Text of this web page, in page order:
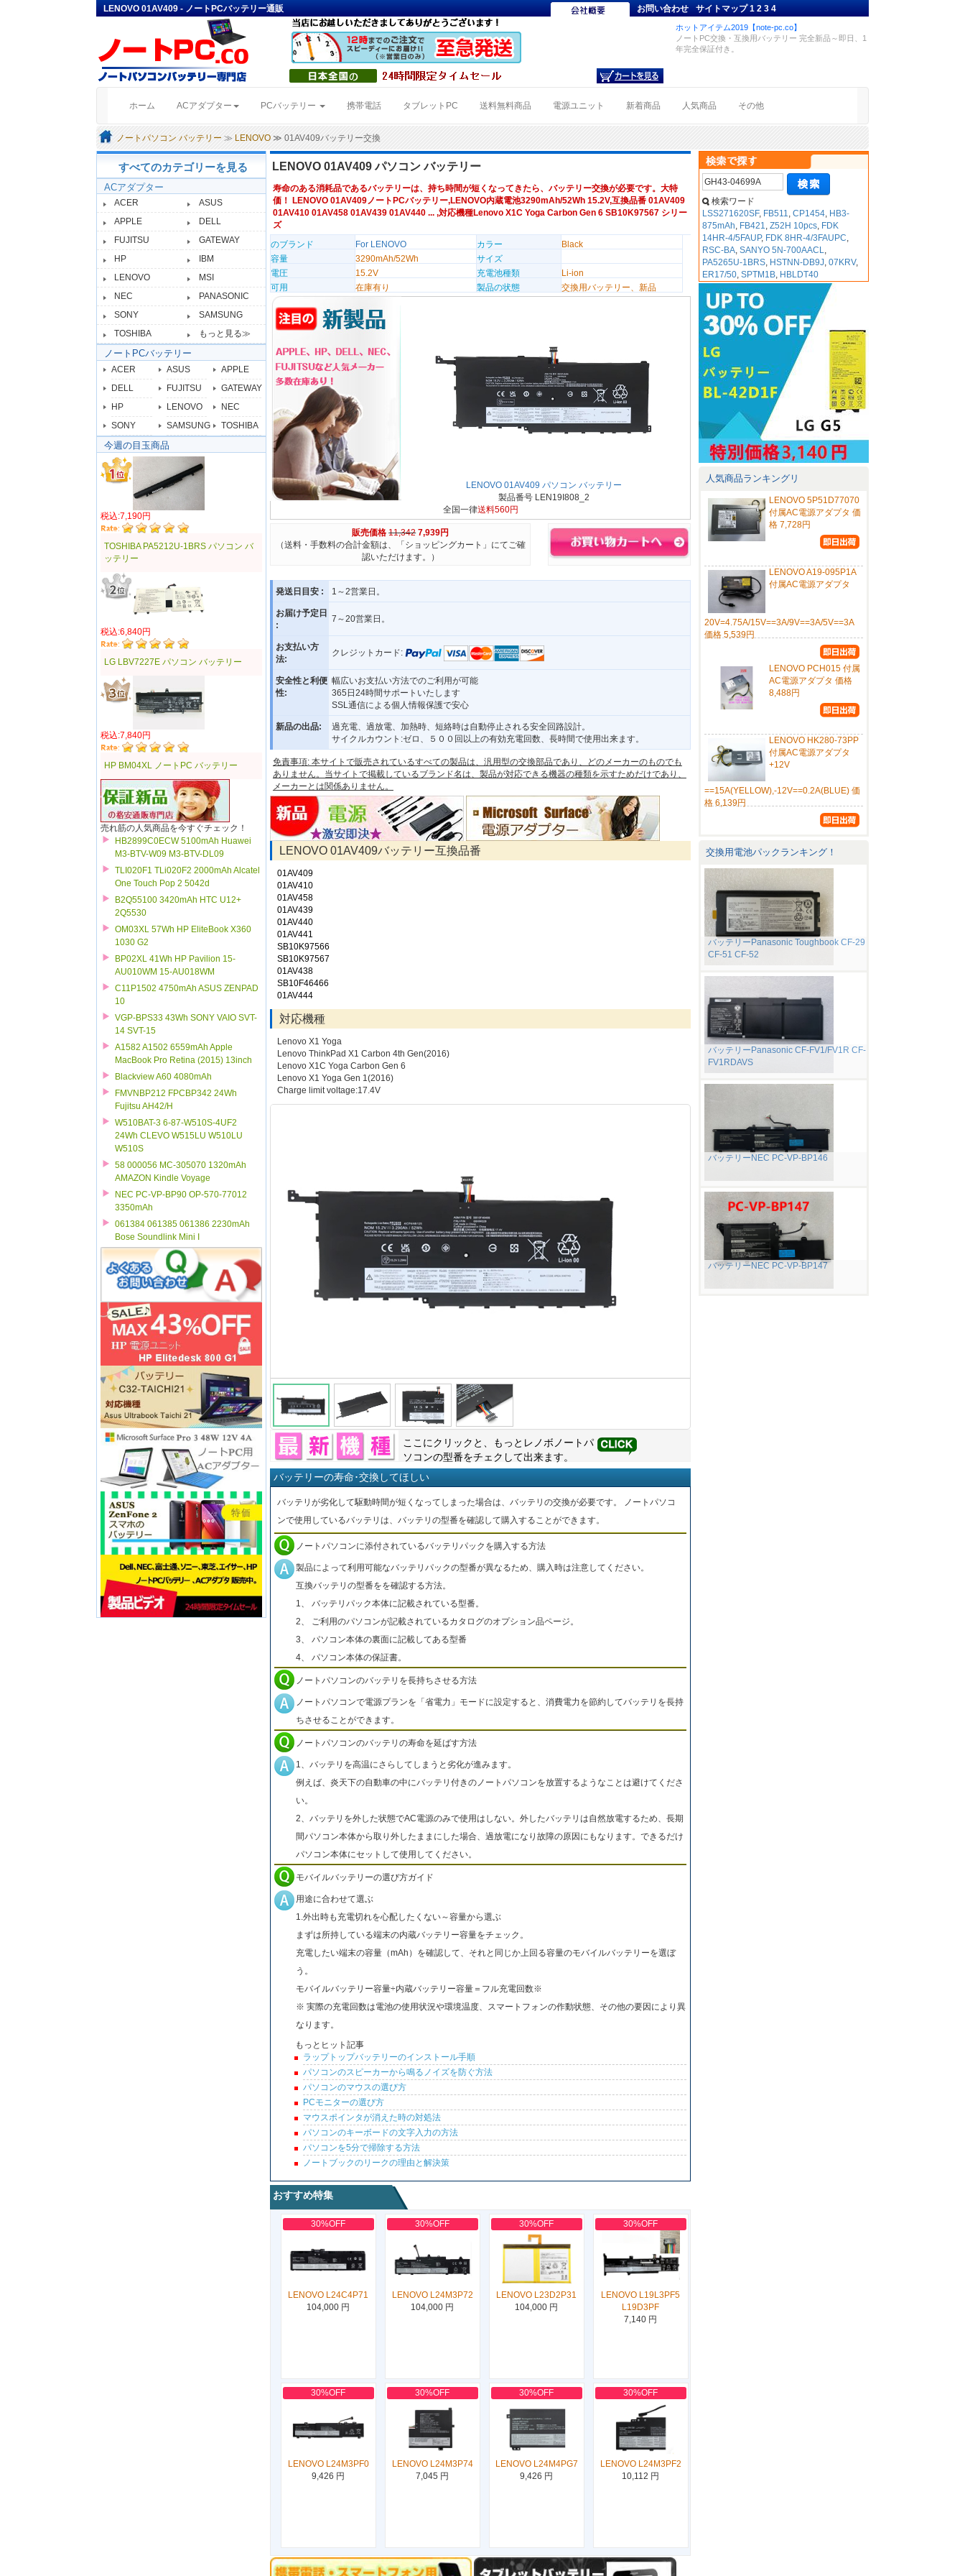
LENOVO 01AV409 - ノートPCバッテリー通販 お問い合わせ サイトマップ 1234
ホットアイテム2019【note-pc.co】
ノートPC交換・互換用バッテリー 完全新品～即日、1
年完全保証付き。
ホーム (current)ACアダプター PCバッテリー 携帯電話 タブレットPC 送料無料商品 電源ユニット 新着商品 人気商品 その他
ノートパソコン バッテリー ≫ LENOVO ≫ 01AV409バッテリー交換
すべてのカテゴリーを見る
ACアダプター
ACER
ASUS
APPLE
DELL
FUJITSU
GATEWAY
HP
IBM
LENOVO
MSI
NEC
PANASONIC
SONY
SAMSUNG
TOSHIBA
もっと見る≫
ノートPCバッテリー
ACER ASUS
APPLE
DELL
FUJITSU
GATEWAY
HP
LENOVO
NEC
SONY
SAMSUNG TOSHIBA
今週の目玉商品
税込:7,190円
TOSHIBA PA5212U-1BRS パソコン バ
ッテリー
税込:6,840円
LG LBV7227E パソコン バッテリー
税込:7,840円
HP BM04XL ノートPC バッテリー
売れ筋の人気商品を今すぐチェック！
HB2899C0ECW 5100mAh Huawei
M3-BTV-W09 M3-BTV-DL09
TLI020F1 TLi020F2 2000mAh Alcatel
One Touch Pop 2 5042d
B2Q55100 3420mAh HTC U12+
2Q5530
OM03XL 57Wh HP EliteBook X360
1030 G2
BP02XL 41Wh HP Pavilion 15-
AU010WM 15-AU018WM
C11P1502 4750mAh ASUS ZENPAD
10
VGP-BPS33 43Wh SONY VAIO SVT-
14 SVT-15
A1582 A1502 6559mAh Apple
MacBook Pro Retina (2015) 13inch
Blackview A60 4080mAh
FMVNBP212 FPCBP342 24Wh
Fujitsu AH42/H
W510BAT-3 6-87-W510S-4UF2
24Wh CLEVO W515LU W510LU
W510S
58 000056 MC-305070 1320mAh
AMAZON Kindle Voyage
NEC PC-VP-BP90 OP-570-77012
3350mAh
061384 061385 061386 2230mAh
Bose Soundlink Mini I
LENOVO 01AV409 パソコン バッテリー
寿命のある消耗品であるバッテリーは、持ち時間が短くなってきたら、バッテリー交換が必要です。大特
価！ LENOVO 01AV409ノートPCバッテリー,LENOVO内蔵電池3290mAh/52Wh 15.2V,互換品番 01AV409
01AV410 01AV458 01AV439 01AV440 ... ,対応機種Lenovo X1C Yoga Carbon Gen 6 SB10K97567 シリー
ズ
のブランド
For LENOVO カラー
Black
容量
3290mAh/52Wh
サイズ
電圧
15.2V 充電池種類
Li-ion
可用
在庫有り 製品の状態 交換用バッテリー、新品
LENOVO 01AV409 パソコン バッテリー
製品番号 LEN19I808_2
全国一律送料560円
販売価格 11,342 7,939円
（送料・手数料の合計金額は、「ショッピングカート」にてご確
認いただけます。）
発送日目安 : 1～2営業日。
お届け予定日
:
7～20営業日。
お支払い方
法:
クレジットカード:
安全性と利便
性:
幅広いお支払い方法でのご利用が可能
365日24時間サポートいたします
SSL通信による個人情報保護で安心
新品の出品:
過充電、過放電、加熱時、短絡時は自動停止される安全回路設計。
サイクルカウント:ゼロ、５００回以上の有効充電回数、長時間で使用出来ます。
免責事項: 本サイトで販売されているすべての製品は、汎用型の交換部品であり、どのメーカーのものでも
ありません。当サイトで掲載しているブランド名は、製品が対応できる機器の種類を示すためだけであり、
メーカーとは関係ありません。
LENOVO 01AV409バッテリー互換品番
01AV409
01AV410
01AV458
01AV439
01AV440
01AV441
SB10K97566
SB10K97567
01AV438
SB10F46466
01AV444
対応機種
Lenovo X1 Yoga
Lenovo ThinkPad X1 Carbon 4th Gen(2016)
Lenovo X1C Yoga Carbon Gen 6
Lenovo X1 Yoga Gen 1(2016)
Charge limit voltage:17.4V
ここにクリックと、もっと レノボ ノートパ
ソコンの型番をチェクして出来ます。
バッテリーの寿命･交換してほしい
バッテリが劣化して駆動時間が短くなってしまった場合は、バッテリの交換が必要です。 ノートパソコ
ンで使用しているバッテリは、バッテリの型番を確認して購入することができます。
ノートパソコンに添付されているバッテリパックを購入する方法
製品によって利用可能なバッテリパックの型番が異なるため、購入時は注意してください。
互換バッテリの型番をを確認する方法。
1、 バッテリパック本体に記載されている型番。
2、 ご利用のパソコンが記載されているカタログのオプション品ページ。
3、 パソコン本体の裏面に記載してある型番
4、 パソコン本体の保証書。
ノートパソコンのバッテリを長持ちさせる方法
ノートパソコンで電源プランを「省電力」モードに設定すると、消費電力を節約してバッテリを長持
ちさせることができます。
ノートパソコンのバッテリの寿命を延ばす方法
1、バッテリを高温にさらしてしまうと劣化が進みます。
例えば、炎天下の自動車の中にバッテリ付きのノートパソコンを放置するようなことは避けてくださ
い。
2、バッテリを外した状態でAC電源のみで使用はしない。外したバッテリは自然放電するため、長期
間パソコン本体から取り外したままにした場合、過放電になり故障の原因にもなります。できるだけ
パソコン本体にセットして使用してください。
モバイルバッテリーの選び方ガイド
用途に合わせて選ぶ
1.外出時も充電切れを心配したくない～容量から選ぶ
まずは所持している端末の内蔵バッテリー容量をチェック。
充電したい端末の容量（mAh）を確認して、それと同じか上回る容量のモバイルバッテリーを選ぼ
う。
モバイルバッテリー容量÷内蔵バッテリー容量＝フル充電回数※
※ 実際の充電回数は電池の使用状況や環境温度、スマートフォンの作動状態、その他の要因により異
なります。
もっとヒット記事
ラップトップバッテリーのインストール手順
パソコンのスピーカーから鳴るノイズを防ぐ方法
パソコンのマウスの選び方
PCモニターの選び方
マウスポインタが消えた時の対処法
パソコンのキーボードの文字入力の方法
パソコンを5分で掃除する方法
ノートブックのリークの理由と解決策
おすすめ特集
30%OFF
LENOVO L24C4P71
104,000 円
30%OFF
LENOVO L24M3P72
104,000 円
30%OFF
LENOVO L23D2P31
104,000 円
30%OFF
LENOVO L19L3PF5
L19D3PF
7,140 円
30%OFF
LENOVO L24M3PF0
9,426 円
30%OFF
LENOVO L24M3P74
7,045 円
30%OFF
LENOVO L24M4PG7
9,426 円
30%OFF
LENOVO L24M3PF2
10,112 円
検索ワード
LSS271620SF, FB511,CP1454, HB3-
875mAh, FB421,Z52H 10pcs, FDK
14HR-4/5FAUP, FDK 8HR-4/3FAUPC,
RSC-BA,SANYO 5N-700AACL,
PA5265U-1BRS, HSTNN-DB9J,07KRV,
ER17/50,SPTM1B, HBLDT40
人気商品ランキングリ
LENOVO 5P51D77070
付属AC電源アダプタ 価
格 7,728円
LENOVO A19-095P1A
付属AC電源アダプタ
20V=4.75A/15V==3A/9V==3A/5V==3A
価格 5,539円
LENOVO PCH015 付属
AC電源アダプタ 価格
8,488円
LENOVO HK280-73PP
付属AC電源アダプタ
+12V
==15A(YELLOW),-12V==0.2A(BLUE) 価
格 6,139円
交換用電池パックランキング！
バッテリーPanasonic Toughbook CF-29
CF-51 CF-52
バッテリーPanasonic CF-FV1/FV1R CF-
FV1RDAVS
バッテリーNEC PC-VP-BP146
バッテリーNEC PC-VP-BP147